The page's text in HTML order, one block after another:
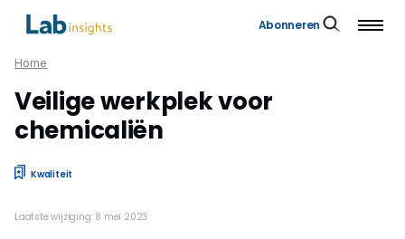
Abonneren
Home
Veilige werkplek voor
chemicaliën
Kwaliteit
Laatste wijziging: 8 mei 2023